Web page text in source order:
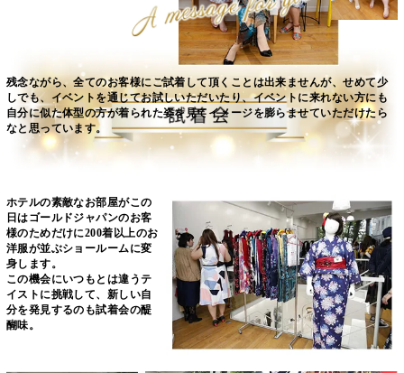
残念ながら、全てのお客様にご試着して頂くことは出来ませんが、せめて少
しでも、イベントを通じてお試しいただいたり、イベントに来れない方にも
自分に似た体型の方が着られた姿を見てイメージを膨らませていただけたら
なと思っています。
ホテルの素敵なお部屋がこの
日はゴールドジャパンのお客
様のためだけに200着以上のお
洋服が並ぶショールーム に変
身します。
この機会にいつもとは違うテ
イストに挑戦して、 新しい自
分を発見するのも試着会の醍
醐味。